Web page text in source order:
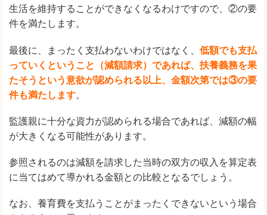
生活を維持することができなくなるわけですので、②の要
件を満たします。
最後に、まったく支払わないわけではなく、 低額でも支払
っていくということ（減額請求）であれば、扶養義務を果
たそうという意欲が認められる以上、金額次第では③の要
件も満たします。
監護親に十分な資力が認められる場合であれば、減額の幅
が大きくなる可能性があります。
参照されるのは減額を請求した当時の双方の収入を算定表
に当てはめて導かれる金額との比較となるでしょう。
なお、養育費を支払うことがまったくできないという場合